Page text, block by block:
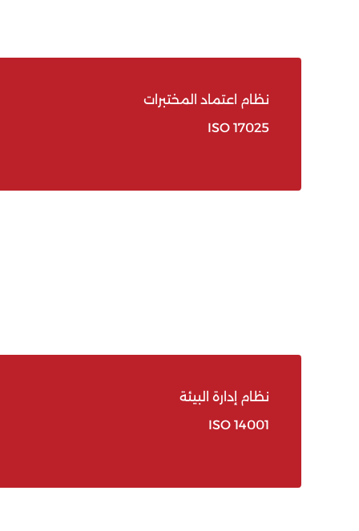
نظام اعتماد المختبرات
ISO 17025
نظام إدارة البيئة
ISO 14001